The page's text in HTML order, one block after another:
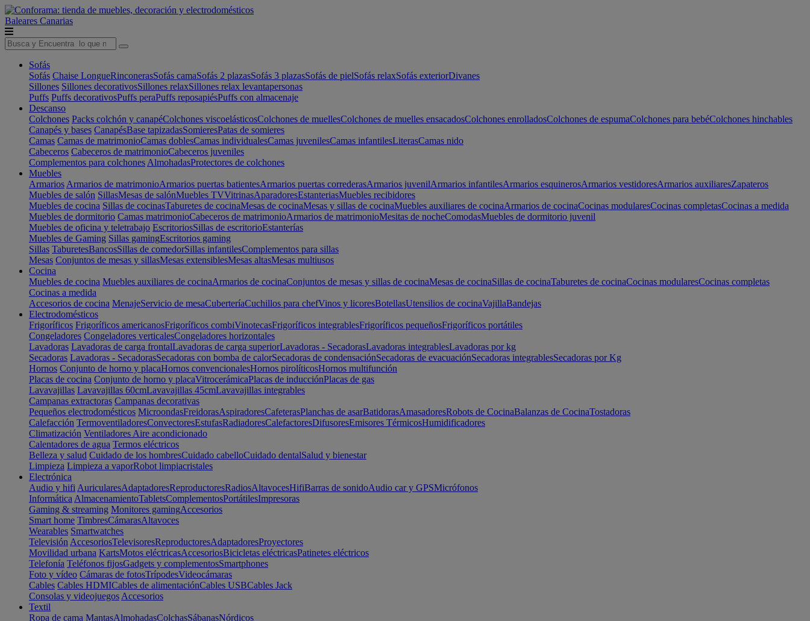
Baleares Canarias
Sofás
Sofás Chaise LongueRinconerasSofás camaSofás 2 plazasSofás 3 plazasSofás de pielSofás relaxSofás exteriorDivanes
Sillones Sillones decorativosSillones relaxSillones relax levantapersonas
Puffs Puffs decorativosPuffs peraPuffs reposapiésPuffs con almacenaje
Descanso
Colchones Packs colchón y canapéColchones viscoelásticosColchones de muellesColchones de muelles ensacadosColchones enrolladosColchones de espumaColchones para bebéColchones hinchables
Canapés y bases CanapésBase tapizadasSomieresPatas de somieres
Camas Camas de matrimonioCamas doblesCamas individualesCamas juvenilesCamas infantilesLiterasCamas nido
Cabeceros Cabeceros de matrimonioCabeceros juveniles
Complementos para colchones AlmohadasProtectores de colchones
Muebles
Armarios Armarios de matrimonioArmarios puertas batientesArmarios puertas correderasArmarios juvenilArmarios infantilesArmarios esquinerosArmarios vestidoresArmarios auxiliaresZapateros
Muebles de salón SillasMesas de salónMuebles TVVitrinasAparadoresEstanteriasMuebles recibidores
Muebles de cocina Sillas de cocinasTaburetes de cocinaMesas de cocinaMesas y sillas de cocinaMuebles auxiliares de cocinaArmarios de cocinaCocinas modularesCocinas completasCocinas a medida
Muebles de dormitorio Camas matrimonioCabeceros de matrimonioArmarios de matrimonioMesitas de nocheComodasMuebles de dormitorio juvenil
Muebles de oficina y teletrabajo EscritoriosSillas de escritorioEstanterías
Muebles de Gaming Sillas gamingEscritorios gaming
Sillas TaburetesBancosSillas de comedorSillas infantilesComplementos para sillas
Mesas Conjuntos de mesas y sillasMesas extensiblesMesas altasMesas multiusos
Cocina
Muebles de cocina Muebles auxiliares de cocinaArmarios de cocinaConjuntos de mesas y sillas de cocinaMesas de cocinaSillas de cocinaTaburetes de cocinaCocinas modularesCocinas completas
Cocinas a medida
Accesorios de cocina MenajeServicio de mesaCuberteríaCuchillos para chefVinos y licoresBotellasUtensilios de cocinaVajillaBandejas
Electrodomésticos
Frigoríficos Frigoríficos americanosFrigoríficos combiVinotecasFrigoríficos integrablesFrigoríficos pequeñosFrigoríficos portátiles
Congeladores Congeladores verticalesCongeladores horizontales
Lavadoras Lavadoras de carga frontalLavadoras de carga superiorLavadoras - SecadorasLavadoras integrablesLavadoras por kg
Secadoras Lavadoras - SecadorasSecadoras con bomba de calorSecadoras de condensaciónSecadoras de evacuaciónSecadoras integrablesSecadoras por Kg
Hornos Conjunto de horno y placaHornos convencionalesHornos pirolíticosHornos multifunción
Placas de cocina Conjunto de horno y placaVitrocerámicaPlacas de inducciónPlacas de gas
Lavavajillas Lavavajillas 60cmLavavajillas 45cmLavavajillas integrables
Campanas extractoras Campanas decorativas
Pequeños electrodomésticos MicroondasFreidorasAspiradoresCafeterasPlanchas de asarBatidorasAmasadoresRobots de CocinaBalanzas de CocinaTostadoras
Calefacción TermoventiladoresConvectoresEstufasRadiadoresCalefactoresDifusoresEmisores TérmicosHumidificadores
Climatización Ventiladores Aire acondicionado
Calentadores de agua Termos eléctricos
Belleza y salud Cuidado de los hombresCuidado cabelloCuidado dentalSalud y bienestar
Limpieza Limpieza a vaporRobot limpiacristales
Electrónica
Audio y hifi AuricularesAdaptadoresReproductoresRadiosAltavocesHifiBarras de sonidoAudio car y GPSMicrófonos
Informática AlmacenamientoTabletsComplementosPortátilesImpresoras
Gaming & streaming Monitores gamingAccesorios
Smart home TimbresCámarasAltavoces
Wearables Smartwatches
Televisión AccesoriosTelevisoresReproductoresAdaptadoresProyectores
Movilidad urbana KartsMotos eléctricasAccesoriosBicicletas eléctricasPatinetes eléctricos
Telefonía Teléfonos fijosGadgets y complementosSmartphones
Foto y vídeo Cámaras de fotosTrípodesVideocámaras
Cables Cables HDMICables de alimentaciónCables USBCables Jack
Consolas y videojuegos Accesorios
Textil
Ropa de cama MantasAlmohadasColchasSábanasNórdicos